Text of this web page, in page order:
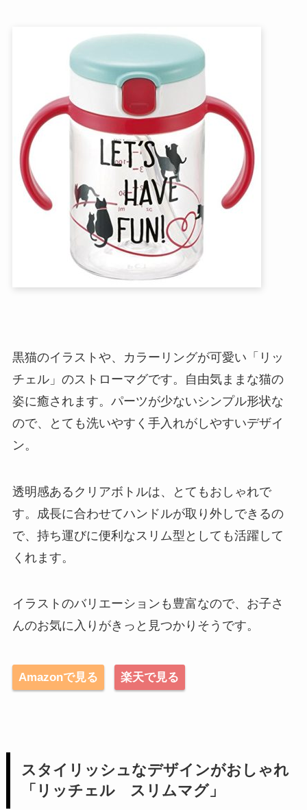
黒猫のイラストや、カラーリングが可愛い「リッ
チェル」のストローマグです。自由気ままな猫の
姿に癒されます。パーツが少ないシンプル形状な
ので、とても洗いやすく手入れがしやすいデザイ
ン。
透明感あるクリアボトルは、とてもおしゃれで
す。成長に合わせてハンドルが取り外しできるの
で、持ち運びに便利なスリム型としても活躍して
くれます。
イラストのバリエーションも豊富なので、お子さ
んのお気に入りがきっと見つかりそうです。
Amazonで見る 楽天で見る
スタイリッシュなデザインがおしゃれ
「リッチェル スリムマグ」